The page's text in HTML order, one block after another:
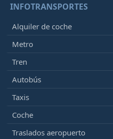
INFOTRANSPORTES
Alquiler de coche
Metro
Tren
Autobús
Taxis
Coche
Traslados aeropuerto